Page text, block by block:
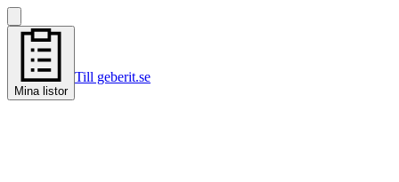
Mina listor
Till geberit.se